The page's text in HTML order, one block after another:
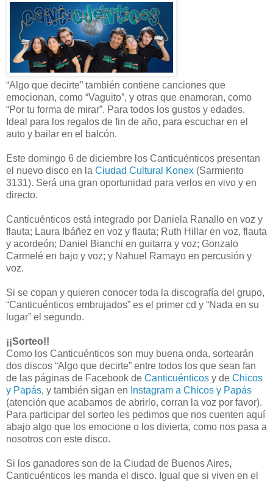
“Algo que decirte” también contiene canciones que
emocionan, como “Vaguito”, y otras que enamoran, como
“Por tu forma de mirar”. Para todos los gustos y edades.
Ideal para los regalos de fin de año, para escuchar en el
auto y bailar en el balcón.
Este domingo 6 de diciembre los Canticuénticos presentan
el nuevo disco en la Ciudad Cultural Konex (Sarmiento
3131). Será una gran oportunidad para verlos en vivo y en
directo.
Canticuénticos está integrado por Daniela Ranallo en voz y
flauta; Laura Ibáñez en voz y flauta; Ruth Hillar en voz, flauta
y acordeón; Daniel Bianchi en guitarra y voz; Gonzalo
Carmelé en bajo y voz; y Nahuel Ramayo en percusión y
voz.
Si se copan y quieren conocer toda la discografía del grupo,
“Canticuénticos embrujados” es el primer cd y “Nada en su
lugar” el segundo.
¡¡Sorteo!!
Como los Canticuénticos son muy buena onda, sortearán
dos discos “Algo que decirte” entre todos los que sean fan
de las páginas de Facebook de Canticuénticos y de Chicos
y Papás, y también sigan en Instagram a Chicos y Papás
(atención que acabamos de abrirlo, corran la voz por favor).
Para participar del sorteo les pedimos que nos cuenten aquí
abajo algo que los emocione o los divierta, como nos pasa a
nosotros con este disco.
Si los ganadores son de la Ciudad de Buenos Aires,
Canticuénticos les manda el disco. Igual que si viven en el